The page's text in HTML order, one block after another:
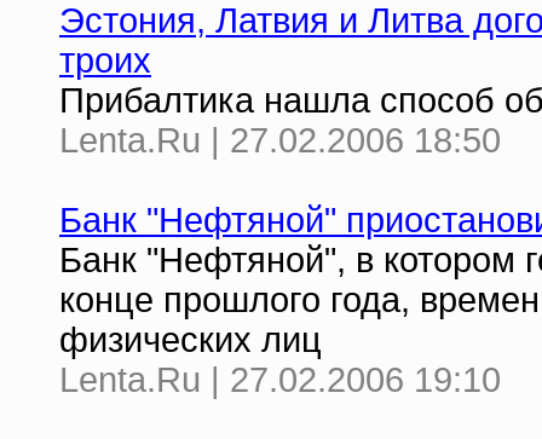
Эстония, Латвия и Литва
троих
Прибалтика нашла способ
Lenta.Ru | 27.02.2006 18:50
Банк "Нефтяной"
Банк "Нефтяной", в котором
конце прошлого года,
физических лиц
Lenta.Ru | 27.02.2006 19:10